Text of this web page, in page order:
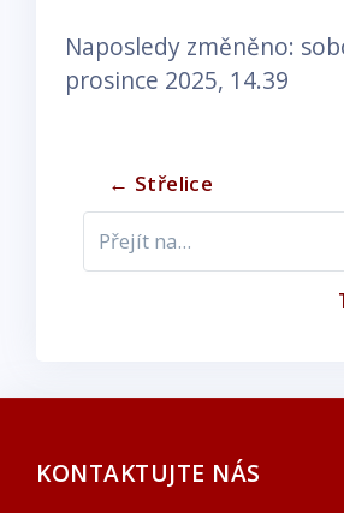
Naposledy změněno:
prosince 2025, 14.39
← Střelice
Přejít na...
KONTAKTUJTE NÁS